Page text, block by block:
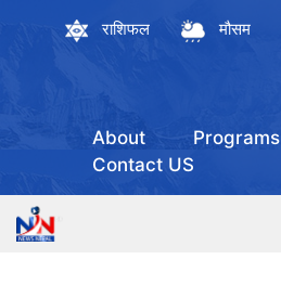
राशिफल मौसम
About Programs
Contact US